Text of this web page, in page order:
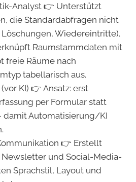
Analyst 👉 Unterstützt
die Standardabfragen nicht
Löschungen, Wiedereintritte).
Raumstammdaten mit
freie Räume nach
tabellarisch aus.
KI) 👉 Ansatz: erst
per Formular statt
damit Automatisierung/KI
👉 Erstellt
und Social-Media-
Sprachstil, Layout und